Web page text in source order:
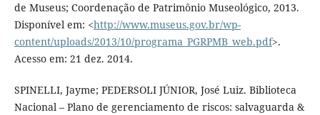
de Museus; Coordenação de Patrimônio Museológico, 2013.
Disponível em: <http://www.museus.gov.br/wp-
content/uploads/2013/10/programa_PGRPMB_web.pdf>.
Acesso em: 21 dez. 2014.
SPINELLI, Jayme; PEDERSOLI JÚNIOR, José Luiz. Biblioteca
Nacional – Plano de gerenciamento de riscos: salvaguarda &